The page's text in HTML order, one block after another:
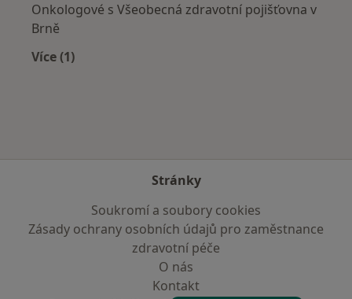
Onkologové s Všeobecná zdravotní pojišťovna v
Brně
Více (1)
Stránky
Soukromí a soubory cookies
Zásady ochrany osobních údajů pro zaměstnance
zdravotní péče
O nás
Kontakt